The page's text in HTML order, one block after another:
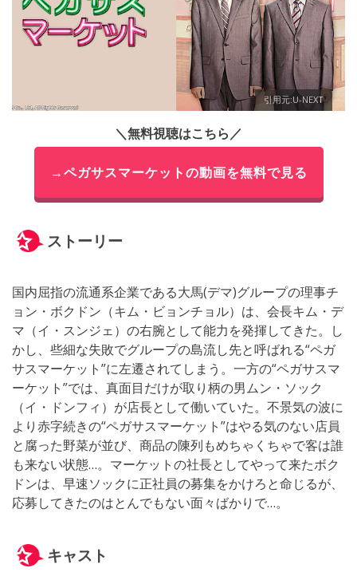
引用元:U-NEXT
＼無料視聴はこちら／
→ペガサスマーケットの動画を無料で見る
ストーリー
国内屈指の流通系企業である大馬(デマ)グループの理事チ
ョン・ボクドン（キム・ビョンチョル）は、会長キム・デ
マ（イ・スンジェ）の右腕として能力を発揮してきた。し
かし、些細な失敗でグループの島流し先と呼ばれる“ペガ
サスマーケット”に左遷されてしまう。一方の“ペガサスマ
ーケット”では、真面目だけが取り柄の男ムン・ソック
（イ・ドンフィ）が店長として働いていた。不景気の波に
より赤字続きの“ペガサスマーケット”はやる気のない店員
と腐った野菜が並び、商品の陳列もめちゃくちゃで客は誰
も来ない状態…。マーケットの社長としてやって来たボク
ドンは、早速ソックに正社員の募集をかけろと命じるが、
応募してきたのはとんでもない面々ばかりで…。
キャスト